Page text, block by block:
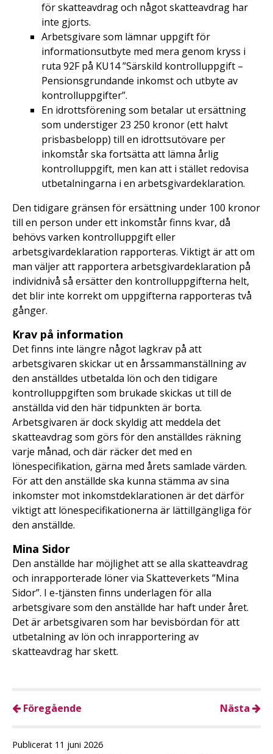
för skatteavdrag och något skatteavdrag har
inte gjorts.
Arbetsgivare som lämnar uppgift för
informationsutbyte med mera genom kryss i
ruta 92F på KU14 ”Särskild kontrolluppgift –
Pensionsgrundande inkomst och utbyte av
kontrolluppgifter”.
En idrottsförening som betalar ut ersättning
som understiger 23 250 kronor (ett halvt
prisbasbelopp) till en idrottsutövare per
inkomstår ska fortsätta att lämna årlig
kontrolluppgift, men kan att i stället redovisa
utbetalningarna i en arbetsgivardeklaration.
Den tidigare gränsen för ersättning under 100 kronor
till en person under ett inkomstår finns kvar, då
behövs varken kontrolluppgift eller
arbetsgivardeklaration rapporteras. Viktigt är att om
man väljer att rapportera arbetsgivardeklaration på
individnivå så ersätter den kontrolluppgifterna helt,
det blir inte korrekt om uppgifterna rapporteras två
gånger.
Krav på information
Det finns inte längre något lagkrav på att
arbetsgivaren skickar ut en årssammanställning av
den anställdes utbetalda lön och den tidigare
kontrolluppgiften som brukade skickas ut till de
anställda vid den här tidpunkten är borta.
Arbetsgivaren är dock skyldig att meddela det
skatteavdrag som görs för den anställdes räkning
varje månad, och där räcker det med en
lönespecifikation, gärna med årets samlade värden.
För att den anställde ska kunna stämma av sina
inkomster mot inkomstdeklarationen är det därför
viktigt att lönespecifikationerna är lättillgängliga för
den anställde.
Mina Sidor
Den anställde har möjlighet att se alla skatteavdrag
och inrapporterade löner via Skatteverkets ”Mina
Sidor”. I e-tjänsten finns underlagen för alla
arbetsgivare som den anställde har haft under året.
Det är arbetsgivaren som har bevisbördan för att
utbetalning av lön och inrapportering av
skatteavdrag har skett.
Föregående Nästa
Publicerat 11 juni 2026